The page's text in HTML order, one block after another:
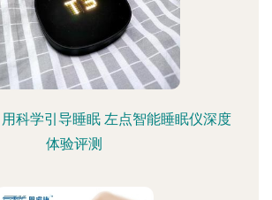
科学引导睡眠 左点智能睡眠仪深度
体验评测